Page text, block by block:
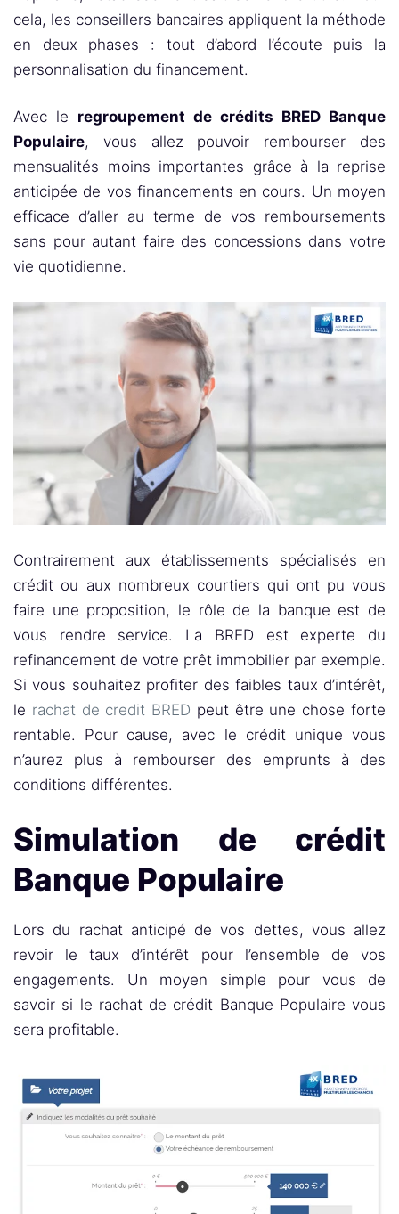
cela, les conseillers bancaires appliquent la méthode
en deux phases : tout d’abord l’écoute puis la
personnalisation du financement.
Avec le regroupement de crédits BRED Banque
Populaire, vous allez pouvoir rembourser des
mensualités moins importantes grâce à la reprise
anticipée de vos financements en cours. Un moyen
efficace d’aller au terme de vos remboursements
sans pour autant faire des concessions dans votre
vie quotidienne.
Contrairement aux établissements spécialisés en
crédit ou aux nombreux courtiers qui ont pu vous
faire une proposition, le rôle de la banque est de
vous rendre service. La BRED est experte du
refinancement de votre prêt immobilier par exemple.
Si vous souhaitez profiter des faibles taux d’intérêt,
le rachat de credit BRED peut être une chose forte
rentable. Pour cause, avec le crédit unique vous
n’aurez plus à rembourser des emprunts à des
conditions différentes.
Simulation de crédit
Banque Populaire
Lors du rachat anticipé de vos dettes, vous allez
revoir le taux d’intérêt pour l’ensemble de vos
engagements. Un moyen simple pour vous de
savoir si le rachat de crédit Banque Populaire vous
sera profitable.